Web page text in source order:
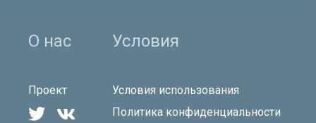
О нас
Проект
 
Условия
Условия использования
Политика конфиденциальности